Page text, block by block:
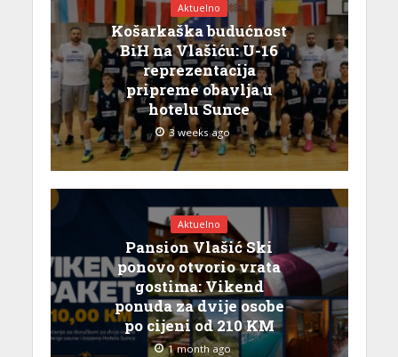
Aktuelno
Košarkaška budućnost
BiH na Vlašiću: U-16
reprezentacija
pripreme obavlja u
hotelu Sunce
3 weeks ago
Aktuelno
Pansion Vlašić Ski
ponovo otvorio vrata
gostima: Vikend
ponuda za dvije osobe
po cijeni od 210 KM
1 month ago